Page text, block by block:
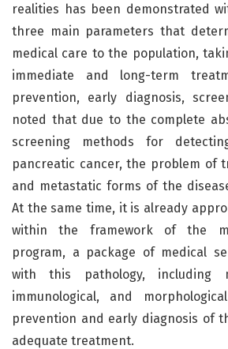
realities has been demonstrated
three main parameters that
medical care to the population,
immediate and long-term
prevention, early diagnosis,
noted that due to the complete
screening methods for
pancreatic cancer, the problem of
and metastatic forms of the
At the same time, it is already
within the framework of the
program, a package of medical
with this pathology, including
immunological, and
prevention and early diagnosis of
adequate treatment.